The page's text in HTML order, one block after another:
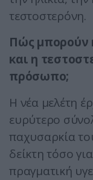
τεστοστερόνη.
Πώς μπορούν
και η
πρόσωπο;
Η νέα μελέτη
ευρύτερο
παχυσαρκία
δείκτη τόσο
πραγματική